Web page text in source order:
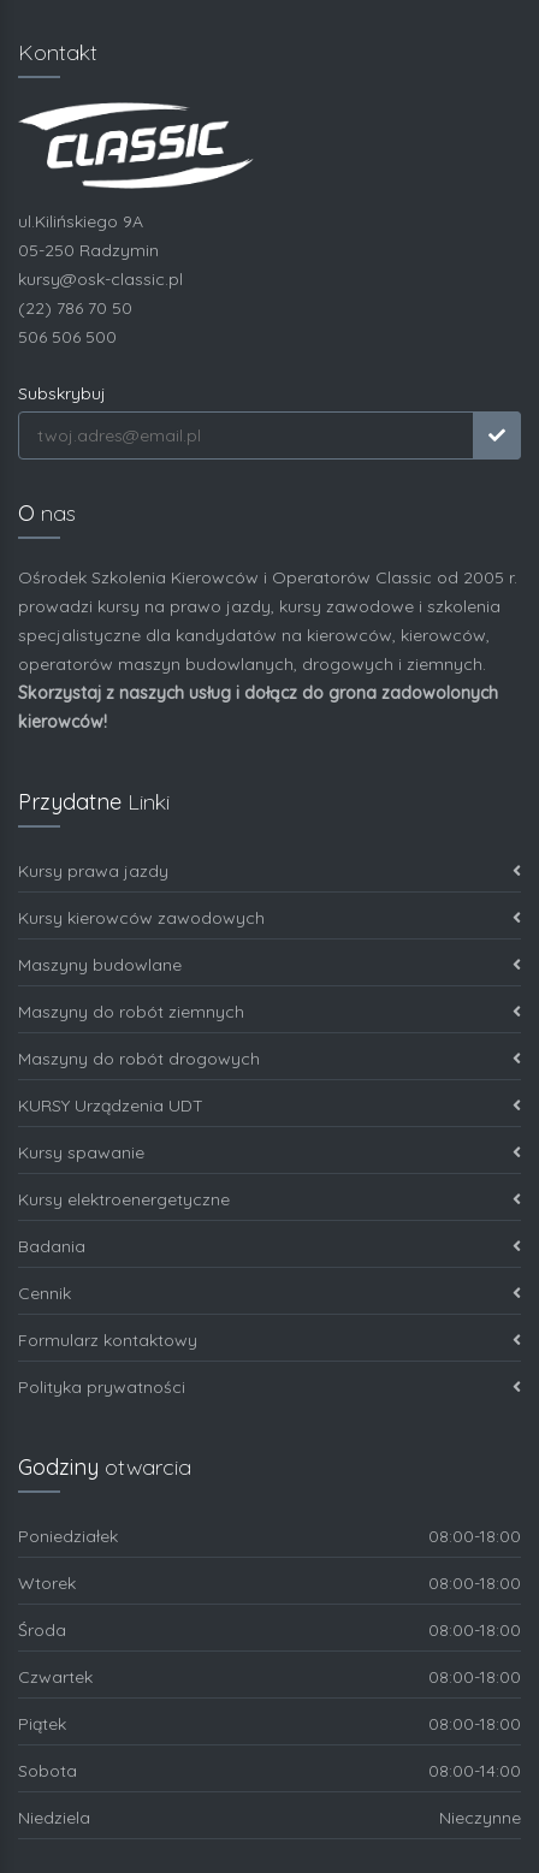
Kontakt
ul.Kilińskiego 9A
05-250 Radzymin
kursy@osk-classic.pl
(22) 786 70 50
506 506 500
Subskrybuj
O nas
Ośrodek Szkolenia Kierowców i Operatorów Classic od 2005 r.
prowadzi kursy na prawo jazdy, kursy zawodowe i szkolenia
specjalistyczne dla kandydatów na kierowców, kierowców,
operatorów maszyn budowlanych, drogowych i ziemnych.
Skorzystaj z naszych usług i dołącz do grona zadowolonych
kierowców!
Przydatne Linki
Kursy prawa jazdy
Kursy kierowców zawodowych
Maszyny budowlane
Maszyny do robót ziemnych
Maszyny do robót drogowych
KURSY Urządzenia UDT
Kursy spawanie
Kursy elektroenergetyczne
Badania
Cennik
Formularz kontaktowy
Polityka prywatności
Godziny otwarcia
Poniedziałek 08:00-18:00
Wtorek 08:00-18:00
Środa 08:00-18:00
Czwartek 08:00-18:00
Piątek 08:00-18:00
Sobota 08:00-14:00
Niedziela Nieczynne